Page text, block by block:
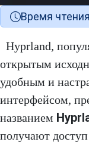
Время
Hyprland,
открытым
удобным и
интерфейсом,
названием
получают